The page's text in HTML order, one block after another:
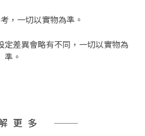
，一切以實物為準。
定差異會略有不同，一切以實物為
準。
更多